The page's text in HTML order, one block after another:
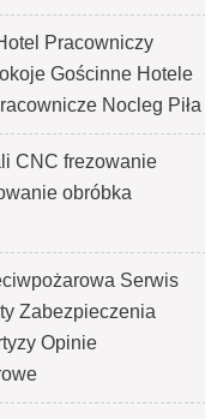
Pracowniczy
Gościnne Hotele
Nocleg Piła
CNC frezowanie
obróbka
Serwis
Zabezpieczenia
Opinie